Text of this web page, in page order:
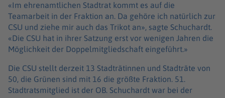
«Im ehrenamtlichen Stadtrat kommt es auf die
Teamarbeit in der Fraktion an. Da gehöre ich natürlich zur
CSU und ziehe mir auch das Trikot an», sagte Schuchardt.
«Die CSU hat in ihrer Satzung erst vor wenigen Jahren die
Möglichkeit der Doppelmitgliedschaft eingeführt.»
Die CSU stellt derzeit 13 Stadträtinnen und Stadträte von
50, die Grünen sind mit 16 die größte Fraktion. 51.
Stadtratsmitglied ist der OB. Schuchardt war bei der